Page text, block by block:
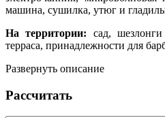
машина, сушилка, утюг и
На территории: сад,
терраса, принадлежности для
Развернуть описание
Рассчитать